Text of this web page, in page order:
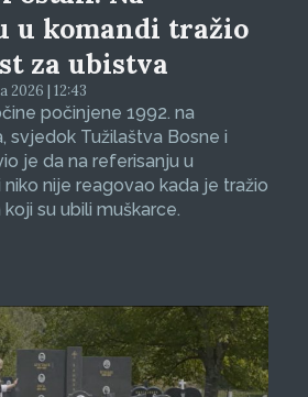
u komandi tražio
za ubistva
2026 | 12:43
počinjene 1992. na
svjedok Tužilaštva Bosne i
je da na referisanju u
nije reagovao kada je tražio
su ubili muškarce.